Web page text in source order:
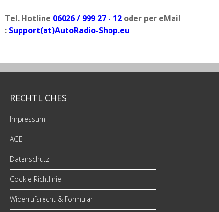
Tel. Hotline 06026 / 999 27 - 12 oder per eMail
: Support(at)AutoRadio-Shop.eu
RECHTLICHES
Impressum
AGB
Datenschutz
Cookie Richtlinie
Widerrufsrecht & Formular